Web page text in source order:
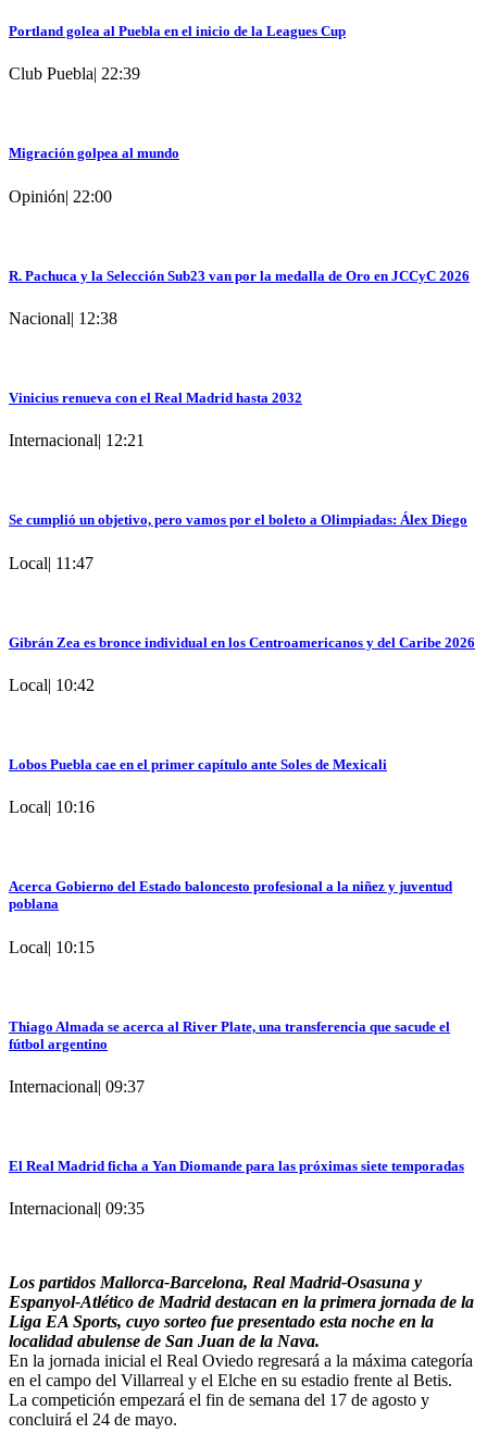
Portland golea al Puebla en el inicio de la Leagues Cup
Club Puebla| 22:39
Migración golpea al mundo
Opinión| 22:00
R. Pachuca y la Selección Sub23 van por la medalla de Oro en JCCyC 2026
Nacional| 12:38
Vinicius renueva con el Real Madrid hasta 2032
Internacional| 12:21
Se cumplió un objetivo, pero vamos por el boleto a Olimpiadas: Álex Diego
Local| 11:47
Gibrán Zea es bronce individual en los Centroamericanos y del Caribe 2026
Local| 10:42
Lobos Puebla cae en el primer capítulo ante Soles de Mexicali
Local| 10:16
Acerca Gobierno del Estado baloncesto profesional a la niñez y juventud
poblana
Local| 10:15
Thiago Almada se acerca al River Plate, una transferencia que sacude el
fútbol argentino
Internacional| 09:37
El Real Madrid ficha a Yan Diomande para las próximas siete temporadas
Internacional| 09:35
Los partidos Mallorca-Barcelona, Real Madrid-Osasuna y
Espanyol-Atlético de Madrid destacan en la primera jornada de la
Liga EA Sports, cuyo sorteo fue presentado esta noche en la
localidad abulense de San Juan de la Nava.
En la jornada inicial el Real Oviedo regresará a la máxima categoría
en el campo del Villarreal y el Elche en su estadio frente al Betis.
La competición empezará el fin de semana del 17 de agosto y
concluirá el 24 de mayo.